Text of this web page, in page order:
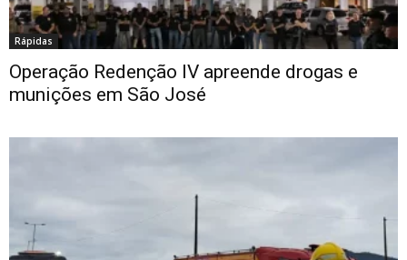
Rápidas
Operação Redenção IV apreende drogas e
munições em São José